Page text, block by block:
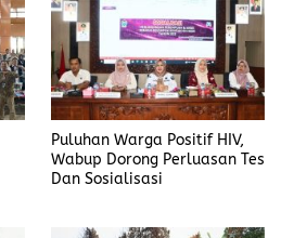
Puluhan Warga Positif HIV,
Wabup Dorong Perluasan Tes
Dan Sosialisasi